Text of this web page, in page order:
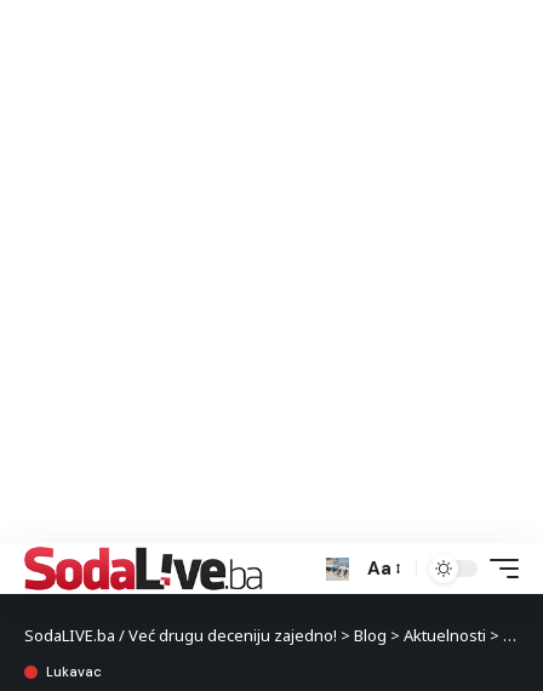
Aa
SodaLIVE.ba / Već drugu deceniju zajedno! > Blog > Aktuelnosti >
Lukavac